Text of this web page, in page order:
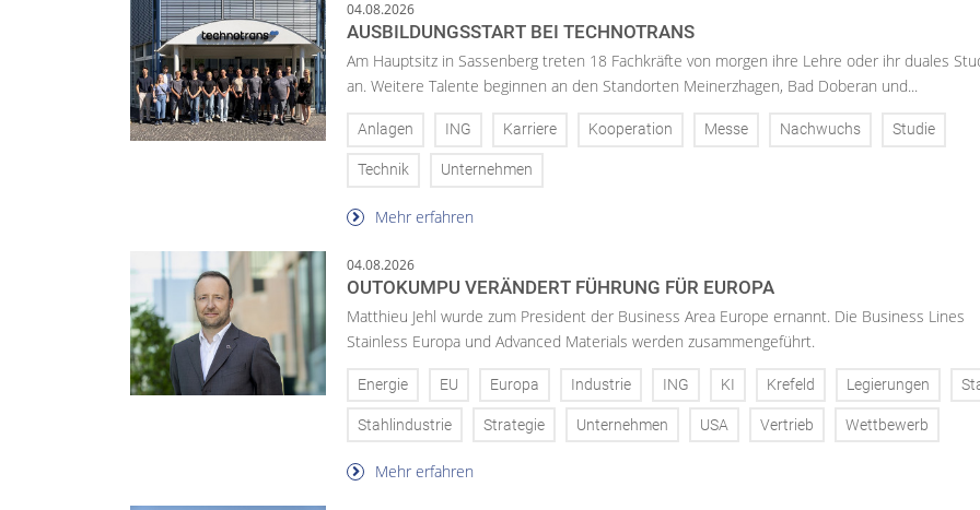
04.08.2026
AUSBILDUNGSSTART BEI TECHNOTRANS
Am Hauptsitz in Sassenberg treten 18 Fachkräfte von morgen ihre Lehre oder ihr duales
an. Weitere Talente beginnen an den Standorten Meinerzhagen, Bad Doberan und...
Anlagen ING Karriere Kooperation Messe Nachwuchs Studie
Technik Unternehmen
Mehr erfahren
04.08.2026
OUTOKUMPU VERÄNDERT FÜHRUNG FÜR EUROPA
Matthieu Jehl wurde zum President der Business Area Europe ernannt. Die Business Lines
Stainless Europa und Advanced Materials werden zusammengeführt.
Energie EU Europa Industrie ING KI Krefeld Legierungen
Stahlindustrie Strategie Unternehmen USA Vertrieb Wettbewerb
Mehr erfahren